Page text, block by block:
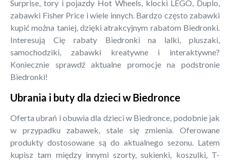
Surprise, tory i pojazdy Hot Wheels, klocki LEGO, Duplo,
zabawki Fisher Price i wiele innych. Bardzo często zabawki
kupić można taniej, dzięki atrakcyjnym rabatom Biedronki.
Interesują Cię rabaty Biedronki na lalki, pluszaki,
samochodziki, zabawki kreatywne i interaktywne?
Koniecznie sprawdź aktualne promocje na podstronie
Biedronki!
Ubrania i buty dla dzieci w Biedronce
Oferta ubrań i obuwia dla dzieci w Biedronce, podobnie jak
w przypadku zabawek, stale się zmienia. Oferowane
produkty dostosowane są do aktualnego sezonu. Latem
kupisz tam między innymi szorty, sukienki, koszulki, T-